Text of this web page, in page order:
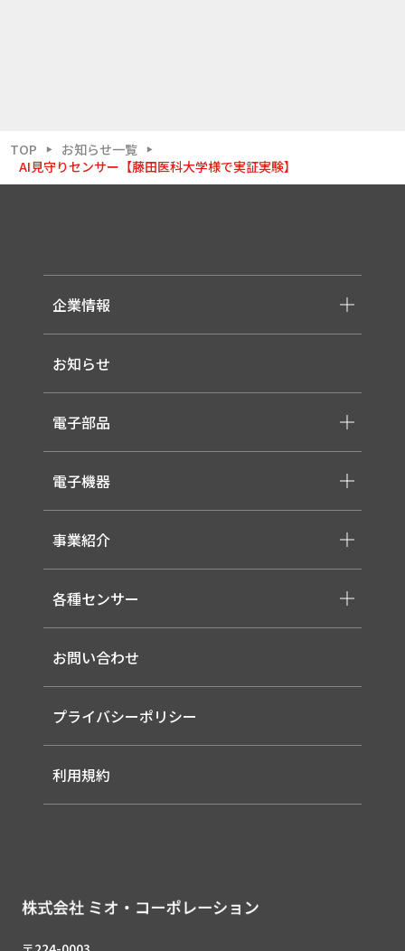
TOP ▶ お知らせ一覧 ▶
AI見守りセンサー【藤田医科大学様で実証実験】
企業情報
-メッセージ・理念
-会社概要
-採用情報
お知らせ
電子部品
-スイッチ ・ジャック ・コネクタ・LED
-ケーブル・ハーネス・FFC
-医療用 ACアダプター
-各種モジュール
-取り扱いメーカー一覧
電子機器
-低温用LED照明
-直管形LEDランプ
-高天井LED
-LED信号灯
-ソーラー式LED 照明灯
-ルーター（LTE / Wi-Fiルーター）
事業紹介
-サービス概要
-事業領域
-EMS
各種センサー
-バイタルセンサー
-AIセンサー
お問い合わせ
プライバシーポリシー
利用規約